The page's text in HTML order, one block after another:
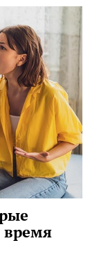
время